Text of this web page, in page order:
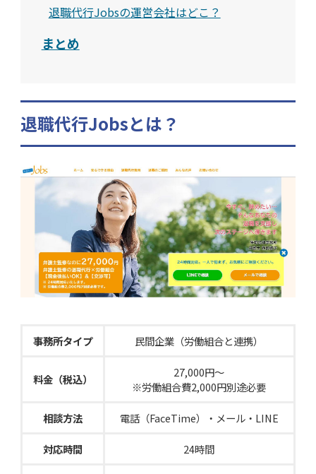
退職代行Jobsの運営会社はどこ？
まとめ
退職代行Jobsとは？
事務所タイプ 民間企業（労働組合と連携）
料金（税込）
27,000円〜
※労働組合費2,000円別途必要
相談方法 電話（FaceTime）・メール・LINE
対応時間 24時間